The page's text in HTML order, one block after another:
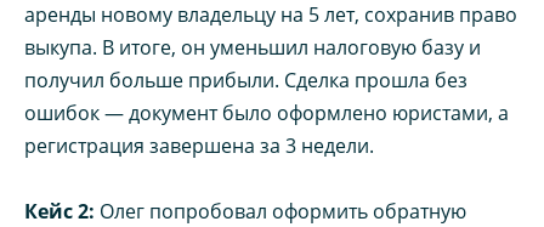
аренды новому владельцу на 5 лет, сохранив право
выкупа. В итоге, он уменьшил налоговую базу и
получил больше прибыли. Сделка прошла без
ошибок — документ было оформлено юристами, а
регистрация завершена за 3 недели.
Кейс 2: Олег попробовал оформить обратную